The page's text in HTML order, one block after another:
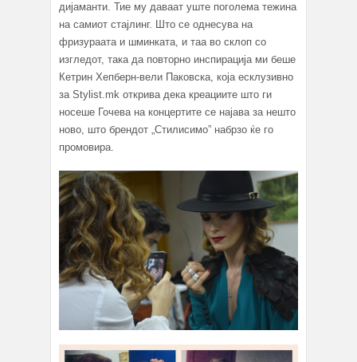
дијаманти. Тие му даваат уште поголема тежина
на самиот стајлинг. Што се однесува на
фризураата и шминката, и таа во склоп со
изгледот, така да повторно инспирација ми беше
Кетрин Хепберн-вели Паковска, која есклузивно
за Stylist.mk открива дека креациите што ги
носеше Гочева на концертите се најава за нешто
ново, што брендот „Стилисимо” набрзо ќе го
промовира.